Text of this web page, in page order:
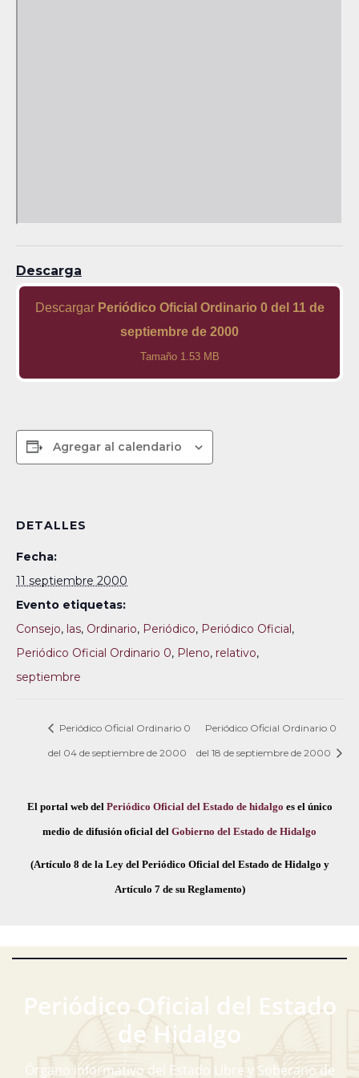
Descarga
Descargar Periódico Oficial Ordinario 0 del 11 de
septiembre de 2000
Tamaño 1.53 MB
Agregar al calendario
DETALLES
Fecha:
11 septiembre 2000
Evento etiquetas:
Consejo, las, Ordinario, Periódico, Periódico Oficial,
Periódico Oficial Ordinario 0, Pleno, relativo,
septiembre
Periódico Oficial Ordinario 0
del 04 de septiembre de 2000
Periódico Oficial Ordinario 0
del 18 de septiembre de 2000
El portal web del Periódico Oficial del Estado de hidalgo es el único
medio de difusión oficial del Gobierno del Estado de Hidalgo
(Artículo 8 de la Ley del Periódico Oficial del Estado de Hidalgo y
Artículo 7 de su Reglamento)
Periódico Oficial del Estado
de Hidalgo
Órgano informativo del Estado Libre y Soberano de